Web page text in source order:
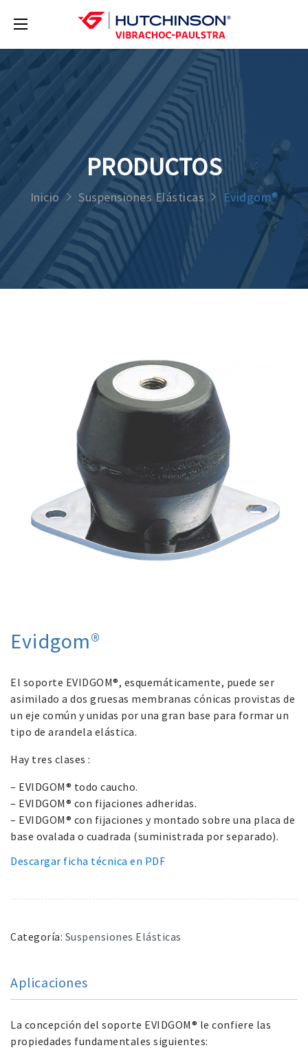
PRODUCTOS
Inicio Suspensiones Elásticas Evidgom®
Evidgom®
El soporte EVIDGOM®, esquemáticamente, puede ser
asimilado a dos gruesas membranas cónicas provistas de
un eje común y unidas por una gran base para formar un
tipo de arandela elástica.
Hay tres clases :
– EVIDGOM® todo caucho.
– EVIDGOM® con fijaciones adheridas.
– EVIDGOM® con fijaciones y montado sobre una placa de
base ovalada o cuadrada (suministrada por separado).
Descargar ficha técnica en PDF
Categoría: Suspensiones Elásticas
Aplicaciones
La concepción del soporte EVIDGOM® le confiere las
propiedades fundamentales siguientes: